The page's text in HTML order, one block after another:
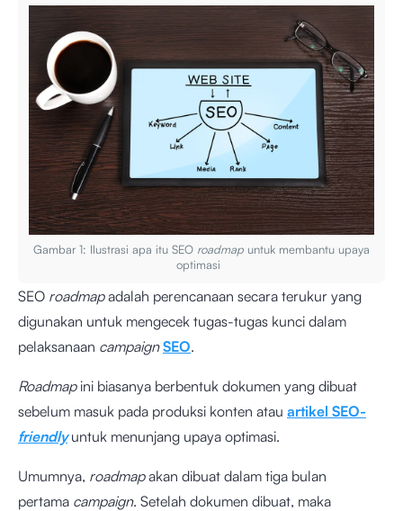
Gambar 1: Ilustrasi apa itu SEO roadmap untuk membantu upaya
optimasi
SEO roadmapadalah perencanaan secara terukur yang
digunakan untuk mengecek tugas-tugas kunci dalam
pelaksanaan campaign SEO.
Roadmapini biasanya berbentuk dokumen yang dibuat
sebelum masuk pada produksi konten atau artikel SEO-
friendlyuntuk menunjang upaya optimasi.
Umumnya, roadmapakan dibuat dalam tiga bulan
pertama campaign. Setelah dokumen dibuat, maka